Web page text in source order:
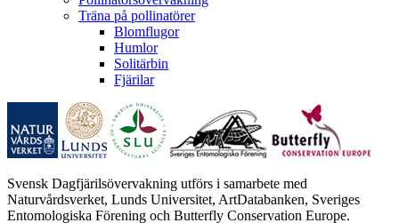
Träna på pollinatörer
Blomflugor
Humlor
Solitärbin
Fjärilar
Svensk Dagfjärilsövervakning utförs i samarbete med
Naturvårdsverket, Lunds Universitet, ArtDatabanken, Sveriges
Entomologiska Förening och Butterfly Conservation Europe.